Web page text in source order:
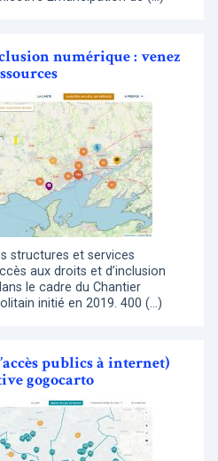
numérique : venez
structures et services
aux droits et d’inclusion
le cadre du Chantier
initié en 2019. 400 (…)
publics à internet)
gogocarto